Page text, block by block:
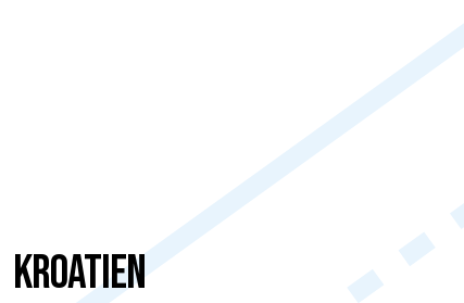
Kroatien